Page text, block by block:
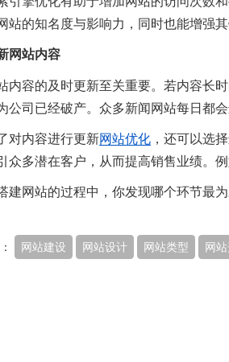
站的知名度与影响力，同时也能增强其
网站内容
内容的及时更新至关重要。若内容长
公司已经破产。众多新闻网站每日都
对内容进行更新网站优化 ，还可以选
众多潜在客户，从而提高销售业绩。
建网站的过程中，你发现哪个环节最
网站建设 网站设计 网站类型 网